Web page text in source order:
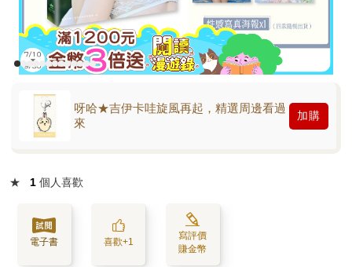
呀哈★吉伊卡哇旋風再起，精選周邊看過
來
加購
★ 1 個人喜歡
電子書 喜歡+1
寫評價
賺金幣